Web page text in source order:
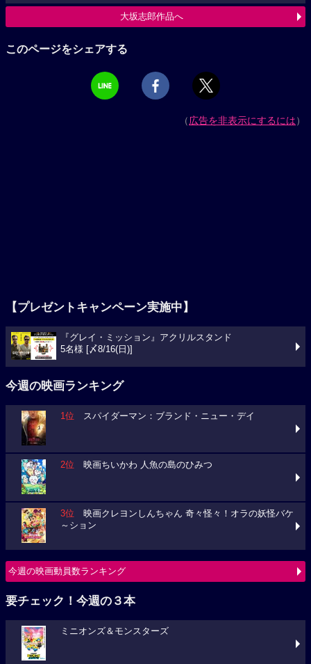
大坂志郎作品へ
このページをシェアする
（広告を非表示にするには）
【プレゼントキャンペーン実施中】
『グレイ・ミッション』アクリルスタンド
5名様 [〆8/16(日)]
今週の映画ランキング
1位 スパイダーマン：ブランド・ニュー・デイ
2位 映画ちいかわ 人魚の島のひみつ
3位 映画クレヨンしんちゃん 奇々怪々！オラの妖怪バケ
～ション
今週の映画動員数ランキング
要チェック！今週の３本
ミニオンズ＆モンスターズ